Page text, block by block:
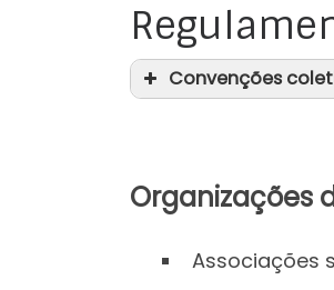
Convenções
Organizações
Associações